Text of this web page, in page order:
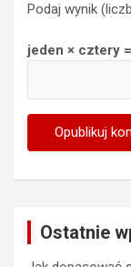
Podaj wynik
jeden × cztery =
Ostatnie